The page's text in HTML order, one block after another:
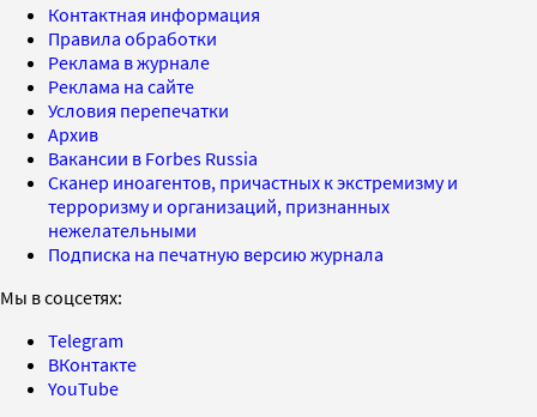
Контактная информация
Правила обработки
Реклама в журнале
Реклама на сайте
Условия перепечатки
Архив
Вакансии в Forbes Russia
Сканер иноагентов, причастных к экстремизму и
терроризму и организаций, признанных
нежелательными
Подписка на печатную версию журнала
Мы в соцсетях:
Telegram
ВКонтакте
YouTube